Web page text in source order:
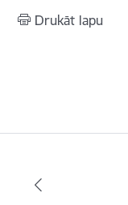
Drukāt lapu